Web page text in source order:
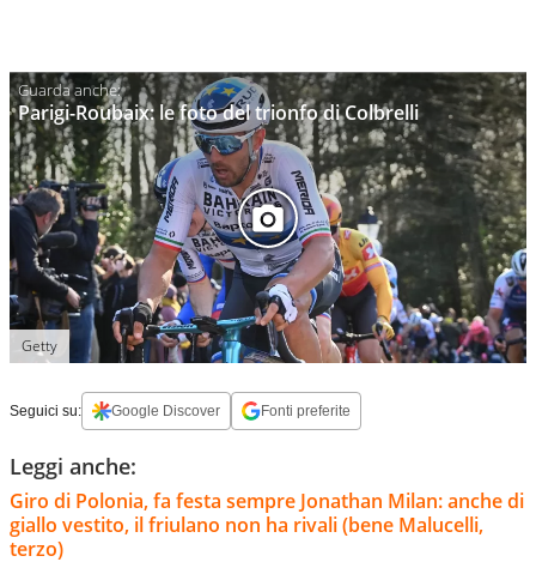
Parigi-Roubaix: le foto del trionfo di Colbrelli
Getty
Seguici su: Google Discover Fonti preferite
Leggi anche:
Giro di Polonia, fa festa sempre Jonathan Milan: anche di
giallo vestito, il friulano non ha rivali (bene Malucelli,
terzo)